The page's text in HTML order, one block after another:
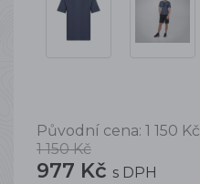
Původní cena: 1 150 Kč
1 150 Kč
977 Kč s DPH